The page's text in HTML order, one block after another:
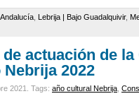
Andalucía Lebrija | Bajo Guadalquivir,
actuación de
2022
2021. Tags: año cultural Nebrija